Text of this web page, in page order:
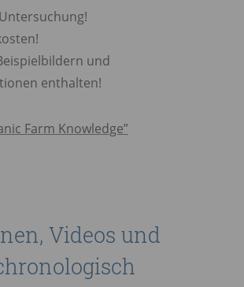
und
enthalten!
Farm Knowledge”
Videos und